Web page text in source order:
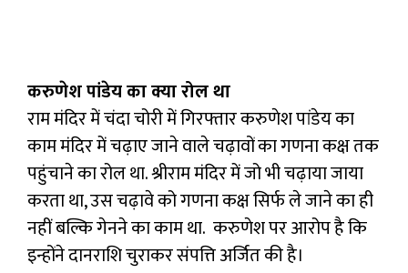
करुणेश पांडेय का क्या रोल था
राम मंदिर में चंदा चोरी में गिरफ्तार करुणेश पांडेय का
काम मंदिर में चढ़ाए जाने वाले चढ़ावों का गणना कक्ष तक
पहुंचाने का रोल था. श्रीराम मंदिर में जो भी चढ़ाया जाया
करता था, उस चढ़ावे को गणना कक्ष सिर्फ ले जाने का ही
नहीं बल्कि गेनने का काम था. करुणेश पर आरोप है कि
इन्होंने दानराशि चुराकर संपत्ति अर्जित की है।